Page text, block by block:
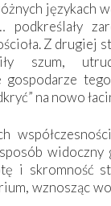
językach
podkreślały
Z drugiej
szum,
gospodarze
na nowo
widoczny
i skromność
wznosząc